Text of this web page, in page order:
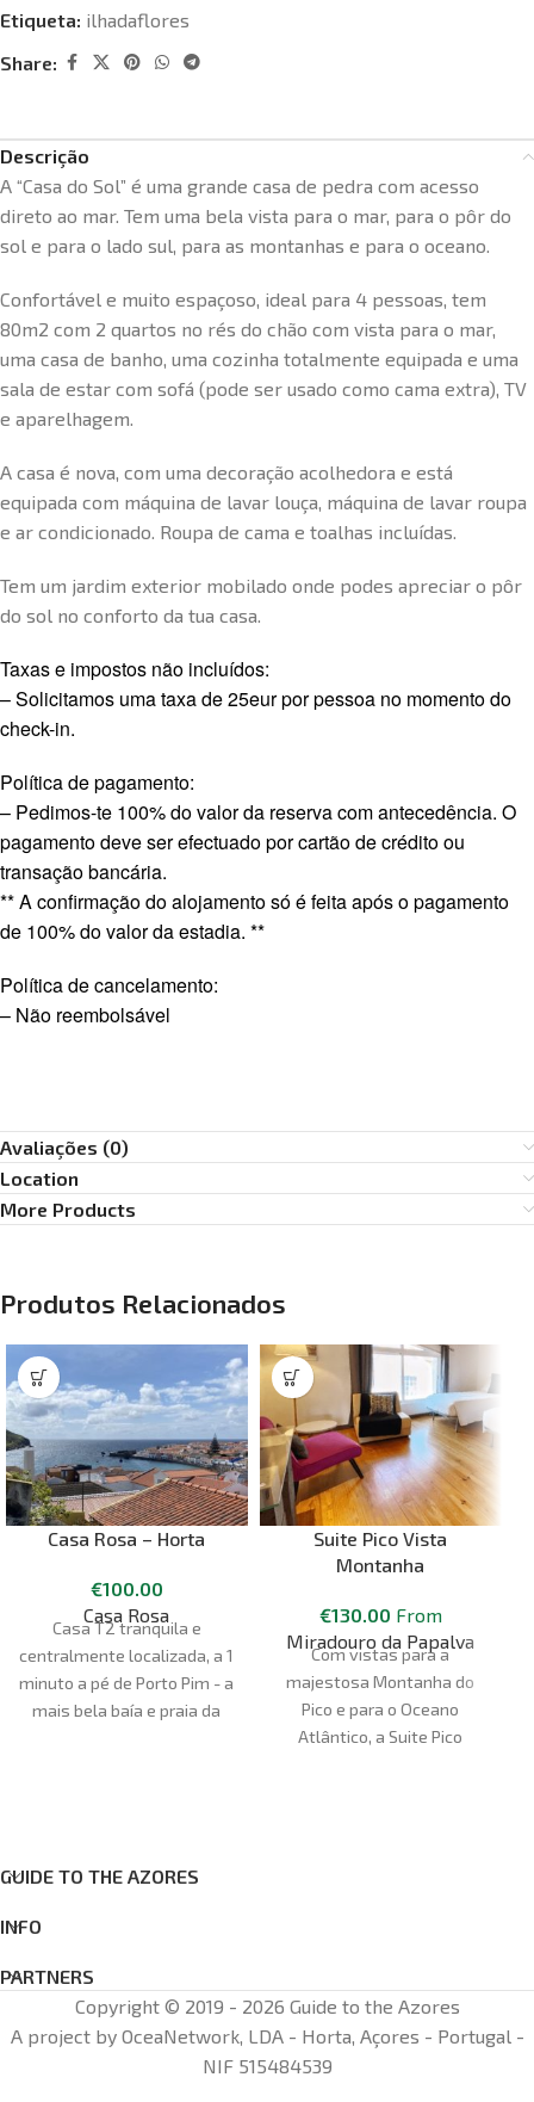
Etiqueta: ilhadaflores
Share:
Descrição
A “Casa do Sol” é uma grande casa de pedra com acesso
direto ao mar. Tem uma bela vista para o mar, para o pôr do
sol e para o lado sul, para as montanhas e para o oceano.
Confortável e muito espaçoso, ideal para 4 pessoas, tem
80m2 com 2 quartos no rés do chão com vista para o mar,
uma casa de banho, uma cozinha totalmente equipada e uma
sala de estar com sofá (pode ser usado como cama extra), TV
e aparelhagem.
A casa é nova, com uma decoração acolhedora e está
equipada com máquina de lavar louça, máquina de lavar roupa
e ar condicionado. Roupa de cama e toalhas incluídas.
Tem um jardim exterior mobilado onde podes apreciar o pôr
do sol no conforto da tua casa.
Taxas e impostos não incluídos:
– Solicitamos uma taxa de 25eur por pessoa no momento do
check-in.
Política de pagamento:
– Pedimos-te 100% do valor da reserva com antecedência. O
pagamento deve ser efectuado por cartão de crédito ou
transação bancária.
** A confirmação do alojamento só é feita após o pagamento
de 100% do valor da estadia. **
Política de cancelamento:
– Não reembolsável
Avaliações (0)
Location
More Products
Produtos Relacionados
Casa Rosa – Horta
€100.00
Casa Rosa
Casa T2 tranquila e
centralmente localizada, a 1
minuto a pé de Porto Pim - a
mais bela baía e praia da
Suite Pico Vista
Montanha
€130.00 From
Miradouro da Papalva
Com vistas para a
majestosa Montanha do
Pico e para o Oceano
Atlântico, a Suite Pico
GUIDE TO THE AZORES
INFO
PARTNERS
Copyright © 2019 - 2026 Guide to the Azores
A project by OceaNetwork, LDA - Horta, Açores - Portugal -
NIF 515484539